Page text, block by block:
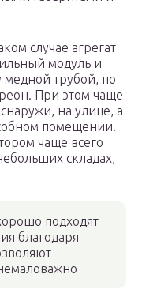
случае агрегат
модуль и
медной трубой, по
При этом чаще
на улице, а
помещении.
чаще всего
складах,
подходят
благодаря